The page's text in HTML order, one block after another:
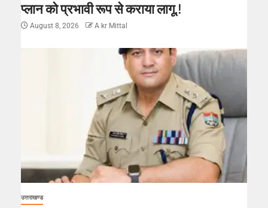
प्लान को प्रभावी रूप से कराया लागू.!
August 8, 2026 A kr Mittal
उत्तराखण्ड